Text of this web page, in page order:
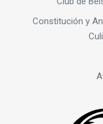
Constitución y